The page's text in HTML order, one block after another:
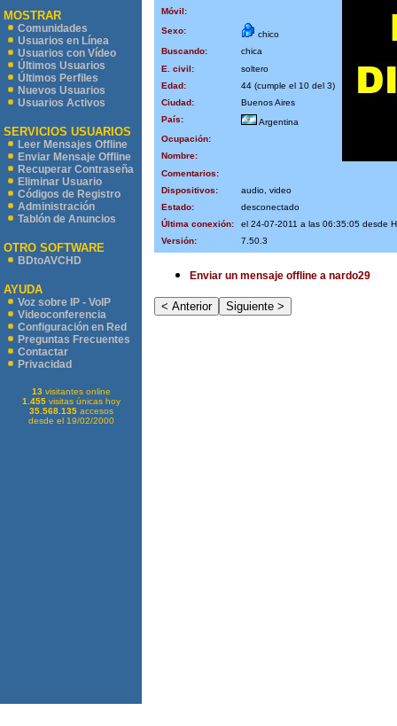
MOSTRAR
Comunidades
Usuarios en Línea
Usuarios con Vídeo
Últimos Usuarios
Últimos Perfiles
Nuevos Usuarios
Usuarios Activos
SERVICIOS USUARIOS
Leer Mensajes Offline
Enviar Mensaje Offline
Recuperar Contraseña
Eliminar Usuario
Códigos de Registro
Administración
Tablón de Anuncios
OTRO SOFTWARE
BDtoAVCHD
AYUDA
Voz sobre IP - VoIP
Videoconferencia
Configuración en Red
Preguntas Frecuentes
Contactar
Privacidad
13 visitantes online
1.455visitas únicas hoy
35.568.135accesos
desde el 19/02/2000
Móvil:
Sexo:
chico
Buscando:
chica
E. civil:
soltero
Edad:
44 (cumple el 10 del 3)
Ciudad:
Buenos Aires
País:
Argentina
Ocupación:
Nombre:
Comentarios:
Dispositivos:
audio, video
Estado:
desconectado
Última conexión:
el 24-07-2011 a las 06:35:05 desde
Versión:
7.50.3
Enviar un mensaje offline a nardo29